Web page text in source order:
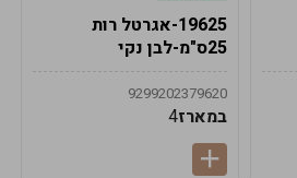
19625-אגרטל רות
25ס"מ-לבן נקי
9299202379620
במארז4